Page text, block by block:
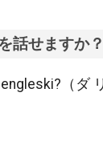
話せますか？
（ダ